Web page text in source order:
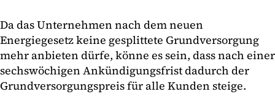
Da das Unternehmen nach dem neuen
Energiegesetz keine gesplittete Grundversorgung
mehr anbieten dürfe, könne es sein, dass nach einer
sechswöchigen Ankündigungsfrist dadurch der
Grundversorgungspreis für alle Kunden steige.